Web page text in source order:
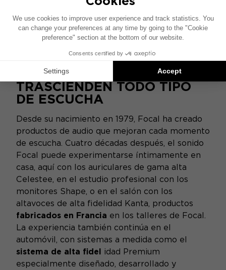
TRASCIENDEN TODO TIPO
DE ESCUCHA
Desde su nacimiento en 1979, Focal ha creado
productos de audio que mejoran cada momento
de escucha. Cuatro décadas después, el sonido
Focal puede experimentarse íntimamente en
casa, aquí con los auriculares de gama alta
Celestee, en el estudio profesional con los
monitores Shape, o en el salón con los
altavoces de alta fidelidad Kanta, productos
fabricados en Francia en los talleres de Focal.
La experiencia también continúa en el
automóvil, con sistemas a medida como el
sistema de alta fidel idad Premium
especialmente diseñado, desarrollado y